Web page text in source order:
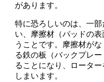
があります。
特に恐ろしいのは、一
い、摩擦材（パッドの
うことです。摩擦材が
る鉄の板（バックプレ
ることになり、ロータ
しまいます。